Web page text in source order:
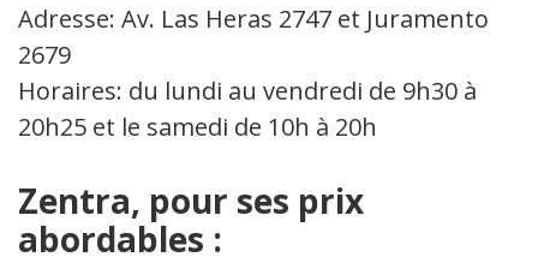
Adresse: Av. Las Heras 2747 et Juramento
2679
Horaires: du lundi au vendredi de 9h30 à
20h25 et le samedi de 10h à 20h
Z​entra, pour ses prix
abordables :